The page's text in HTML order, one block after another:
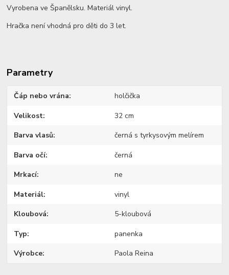
Vyrobena ve Španělsku. Materiál vinyl.
Hračka není vhodná pro děti do 3 let.
Parametry
Čáp nebo vrána holčička
Velikost 32 cm
Barva vlasů černá s tyrkysovým melírem
Barva očí černá
Mrkací ne
Materiál vinyl
Kloubová 5-kloubová
Typ panenka
Výrobce Paola Reina